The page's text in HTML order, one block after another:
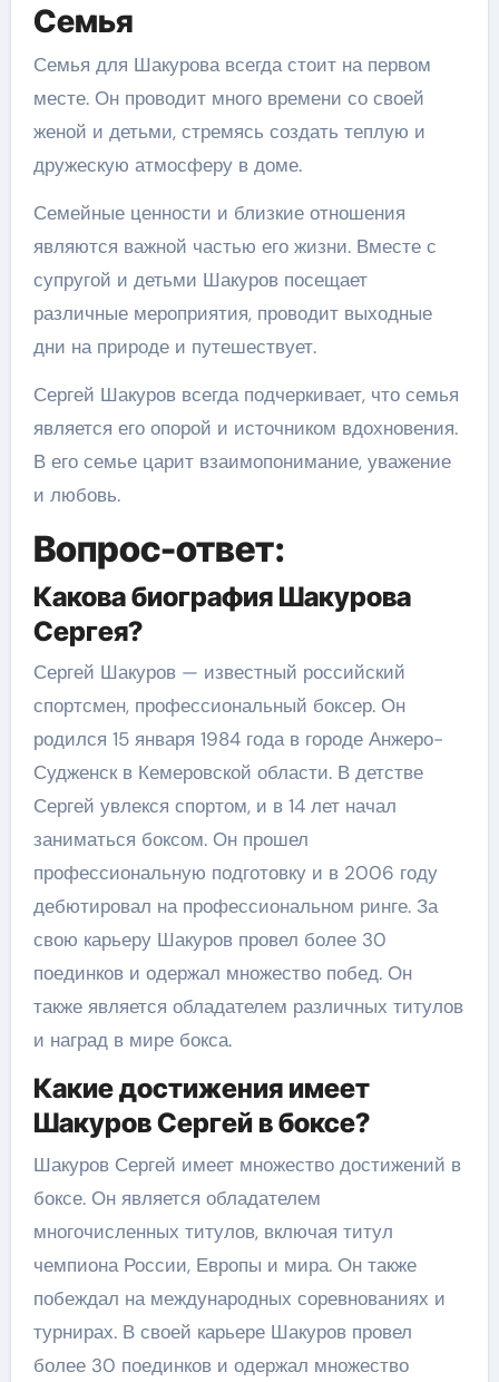
Семья
Семья для Шакурова всегда стоит на первом
месте. Он проводит много времени со своей
женой и детьми, стремясь создать теплую и
дружескую атмосферу в доме.
Семейные ценности и близкие отношения
являются важной частью его жизни. Вместе с
супругой и детьми Шакуров посещает
различные мероприятия, проводит выходные
дни на природе и путешествует.
Сергей Шакуров всегда подчеркивает, что семья
является его опорой и источником вдохновения.
В его семье царит взаимопонимание, уважение
и любовь.
Вопрос-ответ:
Какова биография Шакурова
Сергея?
Сергей Шакуров — известный российский
спортсмен, профессиональный боксер. Он
родился 15 января 1984 года в городе Анжеро-
Судженск в Кемеровской области. В детстве
Сергей увлекся спортом, и в 14 лет начал
заниматься боксом. Он прошел
профессиональную подготовку и в 2006 году
дебютировал на профессиональном ринге. За
свою карьеру Шакуров провел более 30
поединков и одержал множество побед. Он
также является обладателем различных титулов
и наград в мире бокса.
Какие достижения имеет
Шакуров Сергей в боксе?
Шакуров Сергей имеет множество достижений в
боксе. Он является обладателем
многочисленных титулов, включая титул
чемпиона России, Европы и мира. Он также
побеждал на международных соревнованиях и
турнирах. В своей карьере Шакуров провел
более 30 поединков и одержал множество